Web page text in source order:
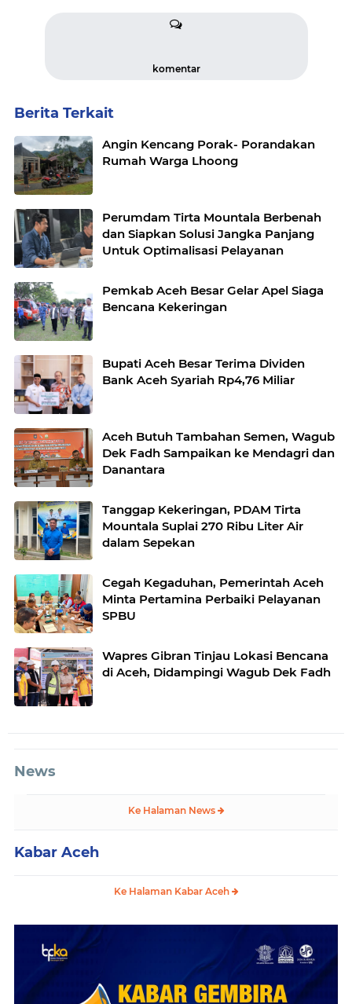
komentar
Berita Terkait
Angin Kencang Porak- Porandakan
Rumah Warga Lhoong
Perumdam Tirta Mountala Berbenah
dan Siapkan Solusi Jangka Panjang
Untuk Optimalisasi Pelayanan
Pemkab Aceh Besar Gelar Apel Siaga
Bencana Kekeringan
Bupati Aceh Besar Terima Dividen
Bank Aceh Syariah Rp4,76 Miliar
Aceh Butuh Tambahan Semen, Wagub
Dek Fadh Sampaikan ke Mendagri dan
Danantara
Tanggap Kekeringan, PDAM Tirta
Mountala Suplai 270 Ribu Liter Air
dalam Sepekan
Cegah Kegaduhan, Pemerintah Aceh
Minta Pertamina Perbaiki Pelayanan
SPBU
Wapres Gibran Tinjau Lokasi Bencana
di Aceh, Didampingi Wagub Dek Fadh
News
Ke Halaman News
Kabar Aceh
Ke Halaman Kabar Aceh